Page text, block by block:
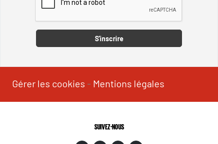
S'inscrire
Gérer les cookies - Mentions légales
SUIVEZ-NOUS